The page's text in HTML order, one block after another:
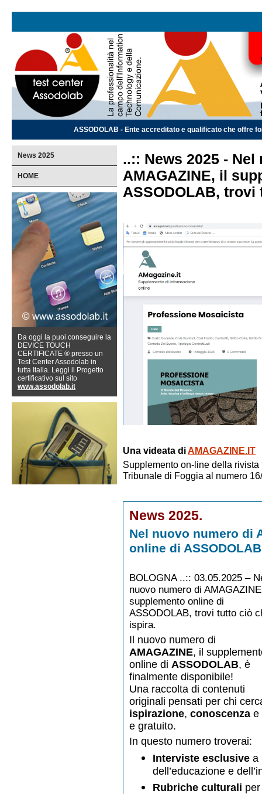
ASSODOLAB - Ente accreditato e qualificato che offre
News 2025
HOME
Da oggi la puoi conseguire la
DEVICE TOUCH
CERTIFICATE ® presso un
Test Center Assodolab in
tutta Italia. Leggi il Progetto
certificativo sul sito
www.assodolab.it
..:: News 2025 - Nel
AMAGAZINE, il
ASSODOLAB,
Una videata diAMAGAZINE.IT
Supplemento on-line della
Tribunale di Foggia al numero
News 2025.
Nel nuovo numero di
online di
BOLOGNA ..:: 03.05.2025 –
nuovo numero di
supplemento online di
ASSODOLAB, trovi tutto ciò
ispira.
Il nuovo numero di
AMAGAZINE, il
online di ASSODOLAB, è
finalmente disponibile!
Una raccolta di contenuti
originali pensati per chi
ispirazione, conoscenza e
e gratuito.
In questo numero troverai:
Interviste esclusive a
dell’educazione e
Rubriche culturali